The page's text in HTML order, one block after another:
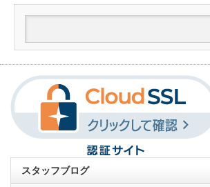
スタッフブログ